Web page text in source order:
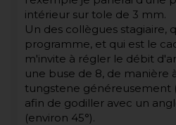
intérieur sur tole de 3 mm.
Un des collègues stagiaire,
programme, et qui est le
m'invite à régler le débit
une buse de 8, de manière
tungstene généreusement
afin de godiller avec un
(environ 45°).